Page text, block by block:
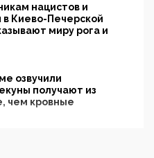
нацистов и
в Киево-Печерской
миру рога и
озвучили
получают из
чем кровные